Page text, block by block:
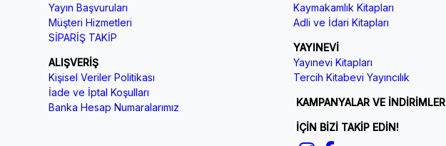
Yayın Başvuruları
Müşteri Hizmetleri
SİPARİŞ TAKİP
ALIŞVERİŞ
Kişisel Veriler Politikası
İade ve İptal Koşulları
Banka Hesap Numaralarımız
Kaymakamlık Kitapları
Adli ve İdari Kitapları
YAYINEVİ
Yayınevi Kitapları
Tercih Kitabevi Yayıncılık
KAMPANYALAR VE İNDİRİMLER
İÇİN BİZİ TAKİP EDİN!